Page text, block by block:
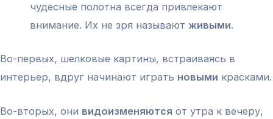
чудесные полотна всегда привлекают
внимание. Их не зря называютживыми.
Во-первых, шелковые картины, встраиваясь в
интерьер, вдруг начинают играть новыми красками.
Во-вторых, они видоизменяются от утра к вечеру,